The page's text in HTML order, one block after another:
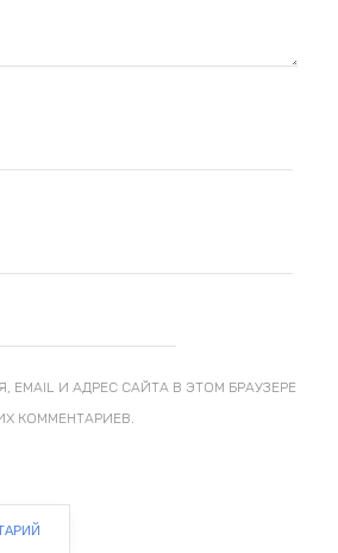
EMAIL И АДРЕС САЙТА В ЭТОМ БРАУЗЕРЕ
КОММЕНТАРИЕВ.